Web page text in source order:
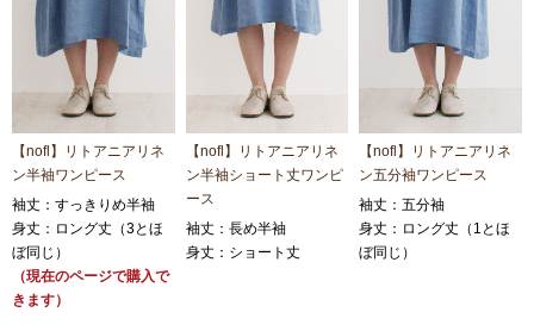
【nofl】リトアニアリネ
ン半袖ワンピース
袖丈：すっきりめ半袖
身丈：ロング丈（3とほ
ぼ同じ）
（現在のページで購入で
きます）
【nofl】リトアニアリネ
ン半袖ショート丈ワンピ
ース
袖丈：長め半袖
身丈：ショート丈
【nofl】リトアニアリネ
ン五分袖ワンピース
袖丈：五分袖
身丈：ロング丈（1とほ
ぼ同じ）